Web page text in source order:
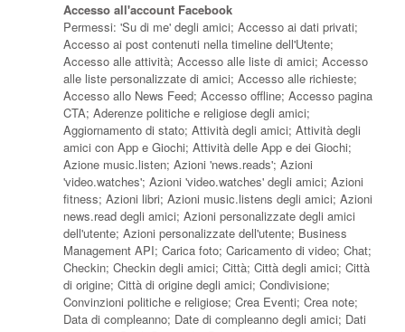
Accesso all'account Facebook
Permessi: 'Su di me' degli amici; Accesso ai dati privati;
Accesso ai post contenuti nella timeline dell'Utente;
Accesso alle attività; Accesso alle liste di amici; Accesso
alle liste personalizzate di amici; Accesso alle richieste;
Accesso allo News Feed; Accesso offline; Accesso pagina
CTA; Aderenze politiche e religiose degli amici;
Aggiornamento di stato; Attività degli amici; Attività degli
amici con App e Giochi; Attività delle App e dei Giochi;
Azione music.listen; Azioni 'news.reads'; Azioni
'video.watches'; Azioni 'video.watches' degli amici; Azioni
fitness; Azioni libri; Azioni music.listens degli amici; Azioni
news.read degli amici; Azioni personalizzate degli amici
dell'utente; Azioni personalizzate dell'utente; Business
Management API; Carica foto; Caricamento di video; Chat;
Checkin; Checkin degli amici; Città; Città degli amici; Città
di origine; Città di origine degli amici; Condivisione;
Convinzioni politiche e religiose; Crea Eventi; Crea note;
Data di compleanno; Date di compleanno degli amici; Dati